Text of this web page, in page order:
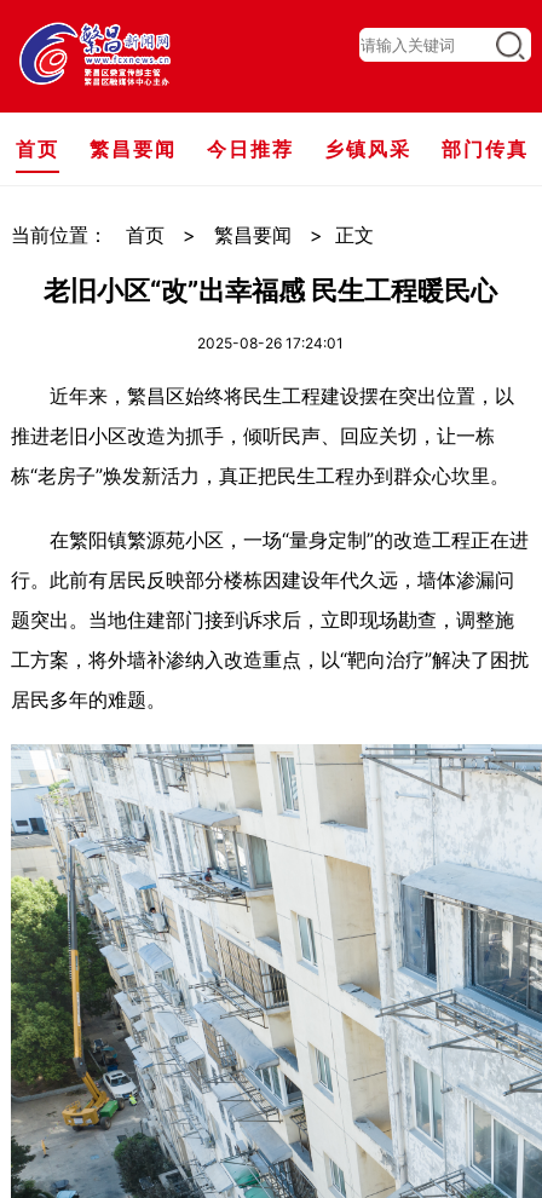
首页 繁昌要闻 今日推荐 乡镇风采 部门传真
当前位置： 首页 > 繁昌要闻 > 正文
老旧小区“改”出幸福感 民生工程暖民心
2025-08-26 17:24:01
近年来，繁昌区始终将民生工程建设摆在突出位置，以
推进老旧小区改造为抓手，倾听民声、回应关切，让一栋
栋“老房子”焕发新活力，真正把民生工程办到群众心坎里。
在繁阳镇繁源苑小区，一场“量身定制”的改造工程正在进
行。此前有居民反映部分楼栋因建设年代久远，墙体渗漏问
题突出。当地住建部门接到诉求后，立即现场勘查，调整施
工方案，将外墙补渗纳入改造重点，以“靶向治疗”解决了困扰
居民多年的难题。